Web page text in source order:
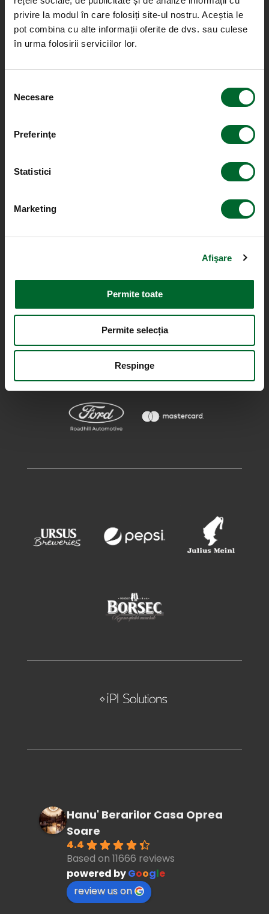
privire la modul în care folosiți site-ul nostru. Aceștia le
pot combina cu alte informații oferite de dvs. sau culese
în urma folosirii serviciilor lor.
consimțământului
Necesare
Preferinţe
Statistici
Marketing
Afişare
Permite toate
Permite selecția
Respinge
Hanu' Berarilor Casa Oprea
Soare
4.4
Based on 11666 reviews
powered byGoogle
review us on